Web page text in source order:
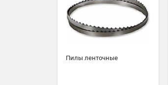
Пилы ленточные